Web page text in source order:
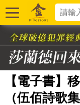
【電子書】
（伍佰詩歌